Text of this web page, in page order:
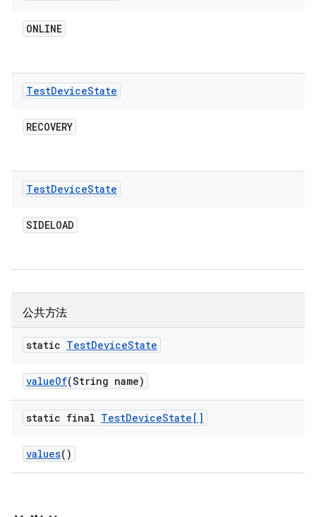
ONLINE
TestDeviceState
RECOVERY
TestDeviceState
SIDELOAD
公共方法
static TestDeviceState
valueOf(String name)
static final TestDeviceState[]
values()